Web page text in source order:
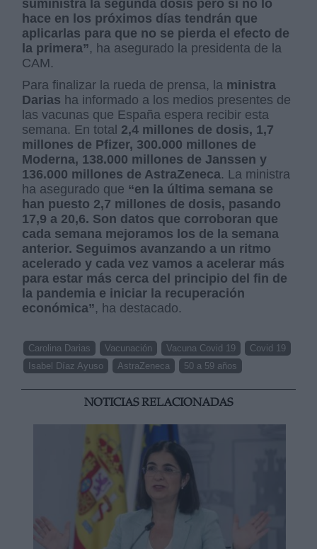
suministra la segunda dosis pero si no lo
hace en los próximos días tendrán que
aplicarlas para que no se pierda el efecto de
la primera”, ha asegurado la presidenta de la
CAM.
Para finalizar la rueda de prensa, la ministra
Darias ha informado a los medios presentes de
las vacunas que España espera recibir esta
semana. En total 2,4 millones de dosis, 1,7
millones de Pfizer, 300.000 millones de
Moderna, 138.000 millones de Janssen y
136.000 millones de AstraZeneca. La ministra
ha asegurado que “en la última semana se
han puesto 2,7 millones de dosis, pasando
17,9 a 20,6. Son datos que corroboran que
cada semana mejoramos los de la semana
anterior. Seguimos avanzando a un ritmo
acelerado y cada vez vamos a acelerar más
para estar más cerca del principio del fin de
la pandemia e iniciar la recuperación
económica”, ha destacado.
Carolina Darias Vacunación Vacuna Covid 19
Covid 19
Isabel Díaz Ayuso
AstraZeneca 50 a 59 años
NOTICIAS RELACIONADAS